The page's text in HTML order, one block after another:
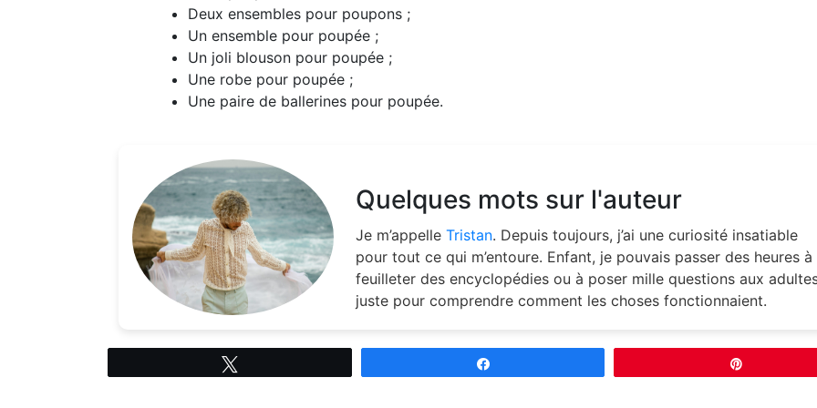
Deux ensembles pour poupons ;
Un ensemble pour poupée ;
Un joli blouson pour poupée ;
Une robe pour poupée ;
Une paire de ballerines pour poupée.
Quelques mots sur l'auteur
Je m’appelle Tristan. Depuis toujours, j’ai une curiosité insatiable
pour tout ce qui m’entoure. Enfant, je pouvais passer des heures à
feuilleter des encyclopédies ou à poser mille questions aux
juste pour comprendre comment les choses fonctionnaient.